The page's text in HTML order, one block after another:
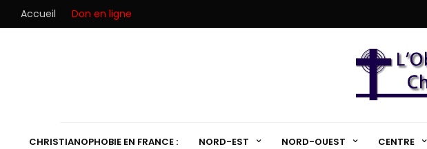
Accueil Don en ligne
CHRISTIANOPHOBIE EN FRANCE : NORD-EST NORD-OUEST CENTRE